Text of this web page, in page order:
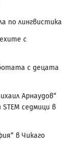
по лингвистика
с
с децата
Арнаудов“
седмици в
в Чикаго